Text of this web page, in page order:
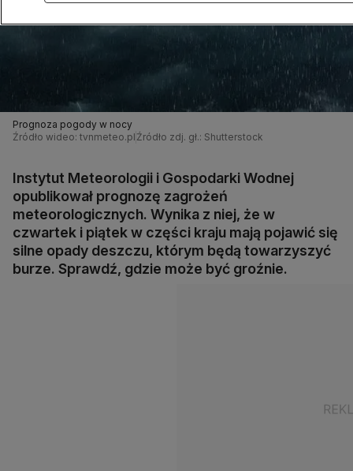
Prognoza pogody w nocy
Źródło wideo: tvnmeteo.pl Źródło zdj. gł.: Shutterstock
Instytut Meteorologii i Gospodarki Wodnej
opublikował prognozę zagrożeń
meteorologicznych. Wynika z niej, że w
czwartek i piątek w części kraju mają pojawić się
silne opady deszczu, którym będą towarzyszyć
burze. Sprawdź, gdzie może być groźnie.